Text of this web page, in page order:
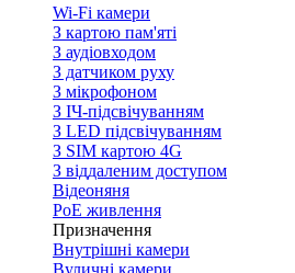
Wi-Fi камери
З картою пам'яті
З аудіовходом
З датчиком руху
З мікрофоном
З ІЧ-підсвічуванням
З LED підсвічуванням
З SIM картою 4G
З віддаленим доступом
Відеоняня
PoE живлення
Призначення
Внутрішні камери
Вуличні камери